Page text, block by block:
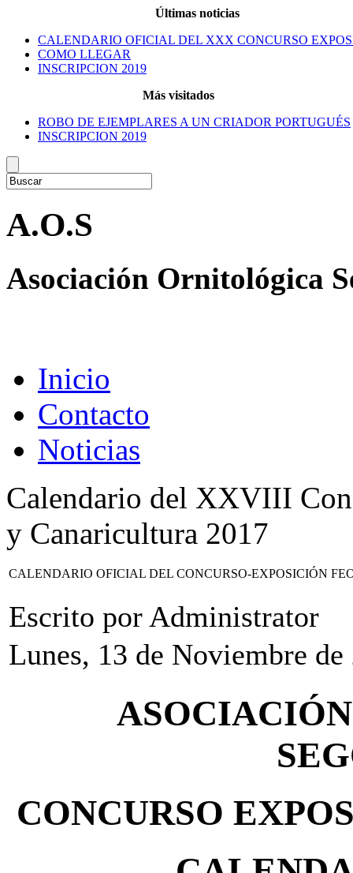
Últimas noticias
CALENDARIO OFICIAL DEL XXX CONCURSO
COMO LLEGAR
INSCRIPCION 2019
Más visitados
ROBO DE EJEMPLARES A UN CRIADOR PORTUGUÉS
INSCRIPCION 2019
A.O.S
Asociación Ornitológica
Inicio
Contacto
Noticias
Calendario del XXVIII
y Canaricultura 2017
CALENDARIO OFICIAL DEL CONCURSO-EXPOSICIÓN
Escrito por Administrator
Lunes, 13 de Noviembre
CONCURSO